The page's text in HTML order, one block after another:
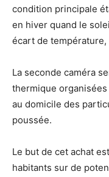
condition principale
en hiver quand le
écart de
La seconde caméra
thermique
au domicile des
poussée.
Le but de cet achat
habitants sur de